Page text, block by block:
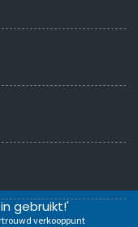
gebruikt!'
verkooppunt